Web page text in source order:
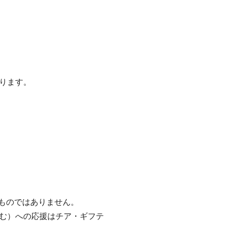
す。
ではありません。
）への応援はチア・ギフテ